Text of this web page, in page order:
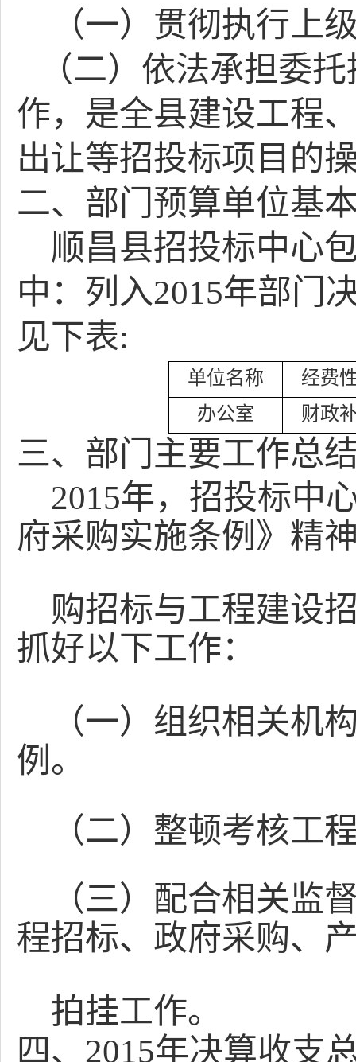
（一）贯彻执行上
（二）依法承担委
作，是全县建设工程
出让等招投标项目的
二、部门预算单位基
顺昌县招投标中心
中：列入2015年部门
见下表:
单位名称
经费
办公室
财政
三、部门主要工作总
2015年，招投标中
府采购实施条例》精
购招标与工程建设
抓好以下工作：
（一）组织相关机
例。
（二）整顿考核工
（三）配合相关监
程招标、政府采购、
拍挂工作。
四、 2015年决算收支